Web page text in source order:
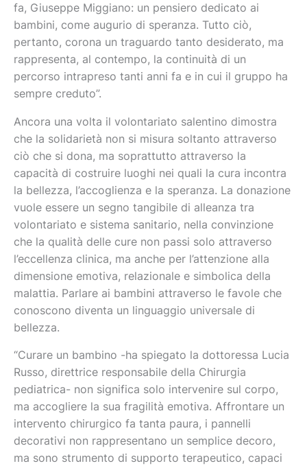
fa, Giuseppe Miggiano: un pensiero dedicato ai
bambini, come augurio di speranza. Tutto ciò,
pertanto, corona un traguardo tanto desiderato, ma
rappresenta, al contempo, la continuità di un
percorso intrapreso tanti anni fa e in cui il gruppo ha
sempre creduto”.
Ancora una volta il volontariato salentino dimostra
che la solidarietà non si misura soltanto attraverso
ciò che si dona, ma soprattutto attraverso la
capacità di costruire luoghi nei quali la cura incontra
la bellezza, l’accoglienza e la speranza. La donazione
vuole essere un segno tangibile di alleanza tra
volontariato e sistema sanitario, nella convinzione
che la qualità delle cure non passi solo attraverso
l’eccellenza clinica, ma anche per l’attenzione alla
dimensione emotiva, relazionale e simbolica della
malattia. Parlare ai bambini attraverso le favole che
conoscono diventa un linguaggio universale di
bellezza.
“Curare un bambino -ha spiegato la dottoressa Lucia
Russo, direttrice responsabile della Chirurgia
pediatrica- non significa solo intervenire sul corpo,
ma accogliere la sua fragilità emotiva. Affrontare un
intervento chirurgico fa tanta paura, i pannelli
decorativi non rappresentano un semplice decoro,
ma sono strumento di supporto terapeutico, capaci